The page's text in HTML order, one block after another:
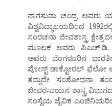
ನಾಗಸುಮ ಚಂದ್ರ ಅವರು
ವಿಶ್ವವಿದ್ಯಾಲಯದಿಂದ
ಸಂರಚನಾ ಜೀವಶಾಸ್ತ್ರ
ಮೂಲಕ ಅವರು ಪಿಎಚ್.ಡಿ.
ಅವರು ಬೆಂಗಳೂರಿನ
ಪೋಸ್ಟ್ ಡಾಕ್ಟೋರಲ್ ಫೆಲೋ
ತಮ್ಮದೇ ಸಂಶೋಧನಾ
ಜೀವರಸಾಯನ ಶಾಸ್ತ್ರ
ಸಂಸ್ಥೆಯ ಜೈವಿಕ